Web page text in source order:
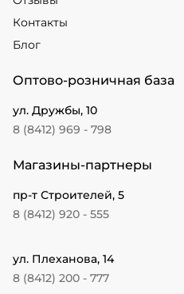
Контакты
Блог
Оптово-розничная база
ул. Дружбы, 10
8 (8412) 969 - 798
Магазины-партнеры
пр-т Строителей, 5
8 (8412) 920 - 555
ул. Плеханова, 14
8 (8412) 200 - 777